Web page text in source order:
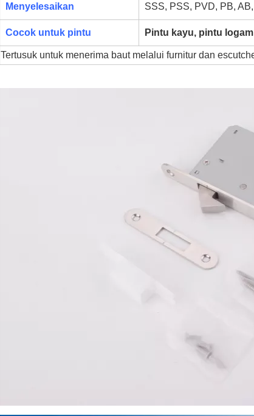
Menyelesaikan SSS, PSS, PVD, PB,
Cocok untuk pintu Pintu kayu, pintu logam
Tertusuk untuk menerima baut melalui furnitur dan